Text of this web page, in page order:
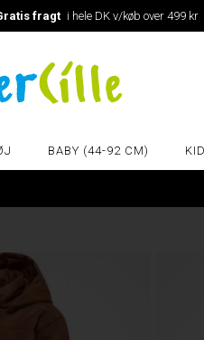
fragt i hele DK v/køb over 499 kr
BABY (44-92 CM)